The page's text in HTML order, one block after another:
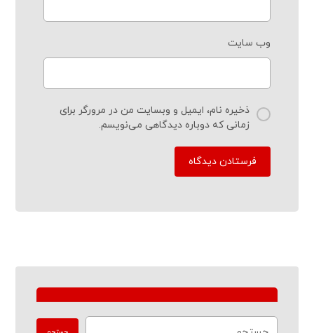
وب‌ سایت
ذخیره نام، ایمیل و وبسایت من در مرورگر برای
زمانی که دوباره دیدگاهی می‌نویسم.